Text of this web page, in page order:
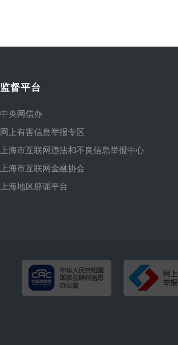
监督平台
中央网信办
网上有害信息举报专区
上海市互联网违法和不良信息举报中心
上海市互联网金融协会
上海地区辟谣平台